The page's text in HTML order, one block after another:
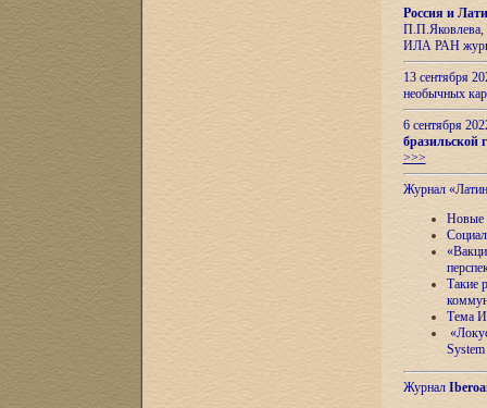
Россия и
П.П.Яковлева,
ИЛА РАН
13 сентября
необычных
6 сентября
бразильской
>>>
Журнал
Новые
Такие
Тема
Журнал